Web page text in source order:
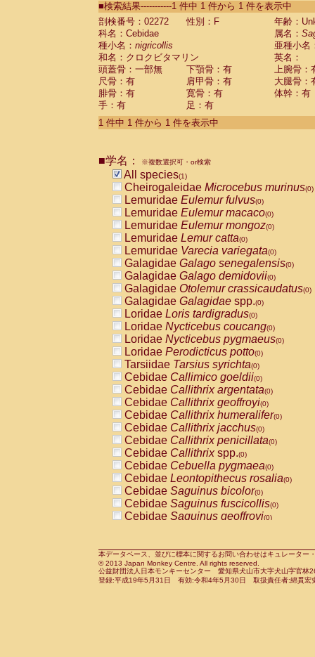
CebidaeSaguinus labiatus(0)
Cebidae Saguinus leucopus (0)
Cebidae
CebidaeSaguinus mystax
CebidaeSaguinus nigricollis (1)
Cebidae Saguinus oedipus
Cebidae Saguinus weddelli
Cebidae Saguinusspp.
Cebidae Aotus trivirgatus
Cebidae Cebus albifrons
CebidaeCebus nigrivittatus
CebidaeCebus
CebidaeSaimiri boliviensis(0)
CebidaeSaimiri sciureus(0)
AtelidaeAlouatta caraya(0)
AtelidaeAlouatta fusca(0)
AtelidaeAlouatta seniculus
AtelidaeAlouattaspp.(0)
AtelidaeAteles belzebuth(0)
AtelidaeAteles geoffroyi(0)
AtelidaeAteles paniscus(0)
AtelidaeAtelesspp.(0)
Atelidae Lagothrix lagothricha
AtelidaeLagothrix lagothricha cana
PitheciidaeCacajao calvus
PitheciidaeCallicebus cupreus
PitheciidaeCallicebus donacophilus
PitheciidaeCallicebus moloch
PitheciidaeCallicebus torquatus
PitheciidaeCallicebusspp.(0)
PitheciidaeChiropotes satanas(0)
PitheciidaePithecia monachus
PitheciidaePithecia pithecia(0)
CercopithecidaeCercocebus agilis
CercopithecidaeCercocebus
CercopithecidaeCercocebus
CercopithecidaeCercocebus
CercopithecidaeCercocebus
CercopithecidaeCercocebushybrid
CercopithecidaePapio anubis(0)
CercopithecidaePapio cynocephalus
CercopithecidaePapio hamadryas(0)
■検索結果-----------1 件中 1 件から 1 件を表示中
剖検番号：02272
性別：F
年齢：
科名：Cebidae
属名：
種小名： nigricollis
亜種小名
和名：クロクビタマリン
英名：
頭蓋骨：一部無
下顎骨：有
上腕骨：
尺骨：有
肩甲骨：有
大腿骨：
腓骨：有
寛骨：有
体幹：有
手：有
足：有
1 件中 1 件から 1 件を表示中
■学名： ※複数選択可・or検索
All species(1)
Cheirogaleidae Microcebus murinus(0)
Lemuridae Eulemur fulvus(0)
Lemuridae Eulemur macaco(0)
Lemuridae Eulemur mongoz(0)
Lemuridae Lemur catta(0)
Lemuridae Varecia variegata(0)
Galagidae Galago senegalensis(0)
Galagidae Galago demidovii(0)
Galagidae Otolemur crassicaudatus(0)
Galagidae Galagidae spp.(0)
Loridae Loris tardigradus(0)
Loridae Nycticebus coucang(0)
Loridae Nycticebus pygmaeus(0)
Loridae Perodicticus potto(0)
Tarsiidae Tarsius syrichta(0)
Cebidae Callimico goeldii(0)
Cebidae Callithrix argentata(0)
Cebidae Callithrix geoffroyi(0)
Cebidae Callithrix humeralifer(0)
Cebidae Callithrix jacchus(0)
Cebidae Callithrix penicillata(0)
Cebidae Callithrixspp.(0)
Cebidae Cebuella pygmaea(0)
Cebidae Leontopithecus rosalia(0)
Cebidae Saguinus bicolor(0)
Cebidae Saguinus fuscicollis(0)
Cebidae Saguinus geoffroyi(0)
CebidaeSaguinus leucopus(0)
CebidaeSaguinus midas(0)
Cebidae Saguinus mystax(0)
本データベース、並びに標本に関するお問い合わせはキュレータ
© 2013 Japan Monkey Centre. All rights reserved.
公益財団法人日本モンキーセンター 愛知県犬山市大字犬山字官
登録:平成19年5月31日 有効:令和4年5月30日 取扱責任者:綿貫宏